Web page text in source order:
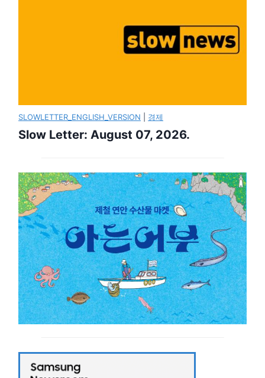
SLOWLETTER_ENGLISH_VERSION 경제
Slow Letter: August 07, 2026.